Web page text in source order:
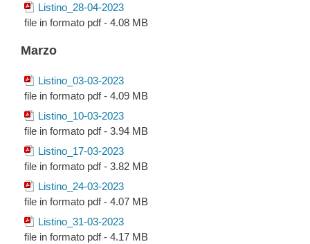
Listino_28-04-2023
file in formato pdf - 4.08 MB
Marzo
Listino_03-03-2023
file in formato pdf - 4.09 MB
Listino_10-03-2023
file in formato pdf - 3.94 MB
Listino_17-03-2023
file in formato pdf - 3.82 MB
Listino_24-03-2023
file in formato pdf - 4.07 MB
Listino_31-03-2023
file in formato pdf - 4.17 MB